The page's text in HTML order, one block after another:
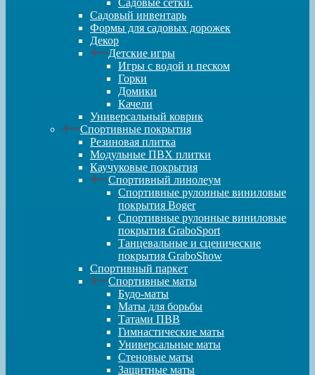
Садовые сетки.
Садовый инвентарь
Формы для садовых дорожек
Декор
Детские игры
Игры с водой и песком
Горки
Домики
Качели
Универсальный коврик
Спортивные покрытия
Резиновая плитка
Модульные ПВХ плитки
Каучуковые покрытия
Спортивный линолеум
Спортивные рулонные виниловые
покрытия Boger
Спортивные рулонные виниловые
покрытия GraboSport
Танцевальные и сценические
покрытия GraboShow
Спортивный паркет
Спортивные маты
Будо-маты
Маты для борьбы
Татами ПВВ
Гимнастические маты
Универсальные маты
Стеновые маты
Защитные маты